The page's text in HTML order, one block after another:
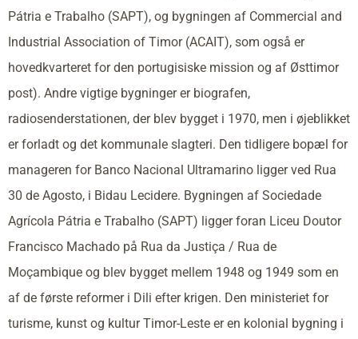
Pátria e Trabalho (SAPT), og bygningen af Commercial and
Industrial Association of Timor (ACAIT), som også er
hovedkvarteret for den portugisiske mission og af Østtimor
post). Andre vigtige bygninger er biografen,
radiosenderstationen, der blev bygget i 1970, men i øjeblikket
er forladt og det kommunale slagteri. Den tidligere bopæl for
manageren for Banco Nacional Ultramarino ligger ved Rua
30 de Agosto, i Bidau Lecidere. Bygningen af Sociedade
Agrícola Pátria e Trabalho (SAPT) ligger foran Liceu Doutor
Francisco Machado på Rua da Justiça / Rua de
Moçambique og blev bygget mellem 1948 og 1949 som en
af de første reformer i Dili efter krigen. Den ministeriet for
turisme, kunst og kultur Timor-Leste er en kolonial bygning i